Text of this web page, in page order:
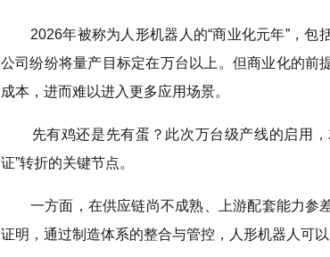
2026年被称为人形机器人的“商业化元年”，包
公司纷纷将量产目标定在万台以上。但商业化的前
成本，进而难以进入更多应用场景。
先有鸡还是先有蛋？此次万台级产线的启用，
证”转折的关键节点。
一方面，在供应链尚不成熟、上游配套能力参
证明，通过制造体系的整合与管控，人形机器人可以